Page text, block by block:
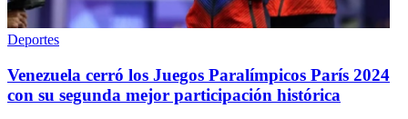
Deportes
Venezuela cerró los Juegos Paralímpicos París 2024
con su segunda mejor participación histórica